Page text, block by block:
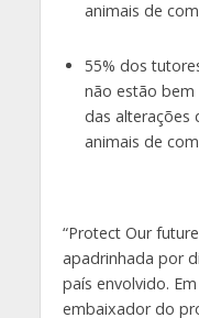
animais de
55% dos
não estão
das alterações
animais de
“Protect Our
apadrinhada por
país envolvido.
embaixador do